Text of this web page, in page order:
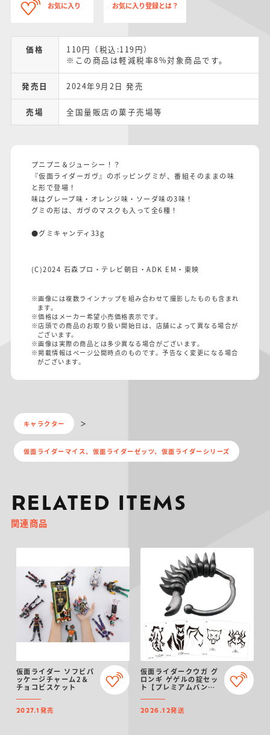
お気に入り お気に入り登録とは？
価格
110円（税込:119円）
※この商品は軽減税率8%対象商品です。
発売日 2024年9月2日 発売
売場 全国量販店の菓子売場等
プニプニ＆ジューシー！？
『仮面ライダーガヴ』のポッピングミが、番組そのままの味
と形で登場！
味はグレープ味・オレンジ味・ソーダ味の3味！
グミの形は、ガヴのマスクも入って全6種！
●グミキャンディ33g
(C)2024 石森プロ・テレビ朝日・ADK EM・東映
※画像には複数ラインナップを組み合わせて撮影したものも含まれ
ます。
※価格はメーカー希望小売価格表示です。
※店頭での商品のお取り扱い開始日は、店舗によって異なる場合が
ございます。
※画像は実際の商品とは多少異なる場合がございます。
※掲載情報はページ公開時点のものです。予告なく変更になる場合
がございます。
キャラクター
仮面ライダーマイス、仮面ライダーゼッツ、仮面ライダーシリーズ
RELATED ITEMS
関連商品
仮面ライダー ソフビパ
ッケージチャーム2＆
チョコビスケット
2027.1 発売
仮面ライダークウガ グ
ロンギ ゲゲルの掟セッ
ト【プレミアムバンダ
ル）
2026.12発送